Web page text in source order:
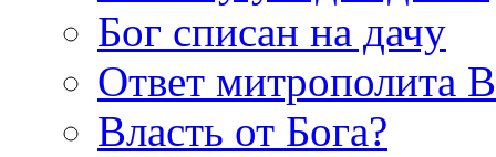
Бог списан на дачу
Ответ митрополита
Власть от Бога?